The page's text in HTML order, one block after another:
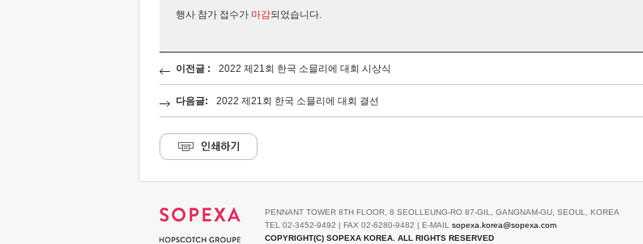
행사 참가 접수가 마감되었습니다.
이전글 : 2022 제21회 한국 소믈리에 대회 시상식
다음글: 2022 제21회 한국 소믈리에 대회 결선
PENNANT TOWER 8TH FLOOR, 8 SEOLLEUNG-RO 87-GIL, GANGNAM-GU, SEOUL, KOREA
TEL 02-3452-9492 | FAX 02-6280-9482 | E-MAIL sopexa.korea@sopexa.com
COPYRIGHT(C) SOPEXA KOREA. ALL RIGHTS RESERVED